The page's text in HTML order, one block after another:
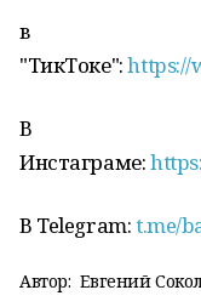
в
"ТикТоке":https://
В
Инстаграме:
В Telegram:t.me/
Автор: Евгений